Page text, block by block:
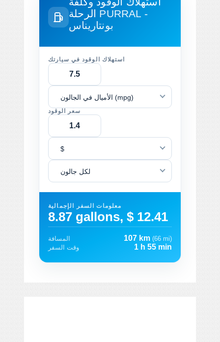
PURRAL -
بونتاريناس
استهلاك الوقود في سيارتك
الأميال في الجالون (mpg)
سعر الوقود
$
لكل جالون
معلومات السفر الإجمالية
8.87 gallons, $ 12.41
المسافة 107 km (66 mi)
وقت السفر
1 h 55 min